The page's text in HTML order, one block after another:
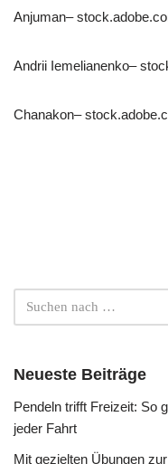
Anjuman–
Andrii Iemelianenko–
Chanakon–
Neueste Beiträge
Pendeln trifft Freizeit: So
jeder Fahrt
Mit gezielten Übungen